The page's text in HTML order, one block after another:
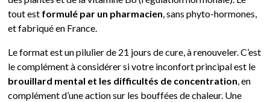
tout est formulé par un pharmacien, sans phyto-hormones,
et fabriqué en France.
Le format est un pilulier de 21 jours de cure, à renouveler. C’est
le complément à considérer si votre inconfort principal est le
brouillard mental et les difficultés de concentration, en
complément d’une action sur les bouffées de chaleur. Une